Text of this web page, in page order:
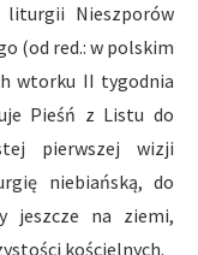
Nieszporów
(od red.: w polskim
wtorku II tygodnia
Pieśń z Listu do
pierwszej wizji
niebiańską, do
jeszcze na ziemi,
kościelnych.